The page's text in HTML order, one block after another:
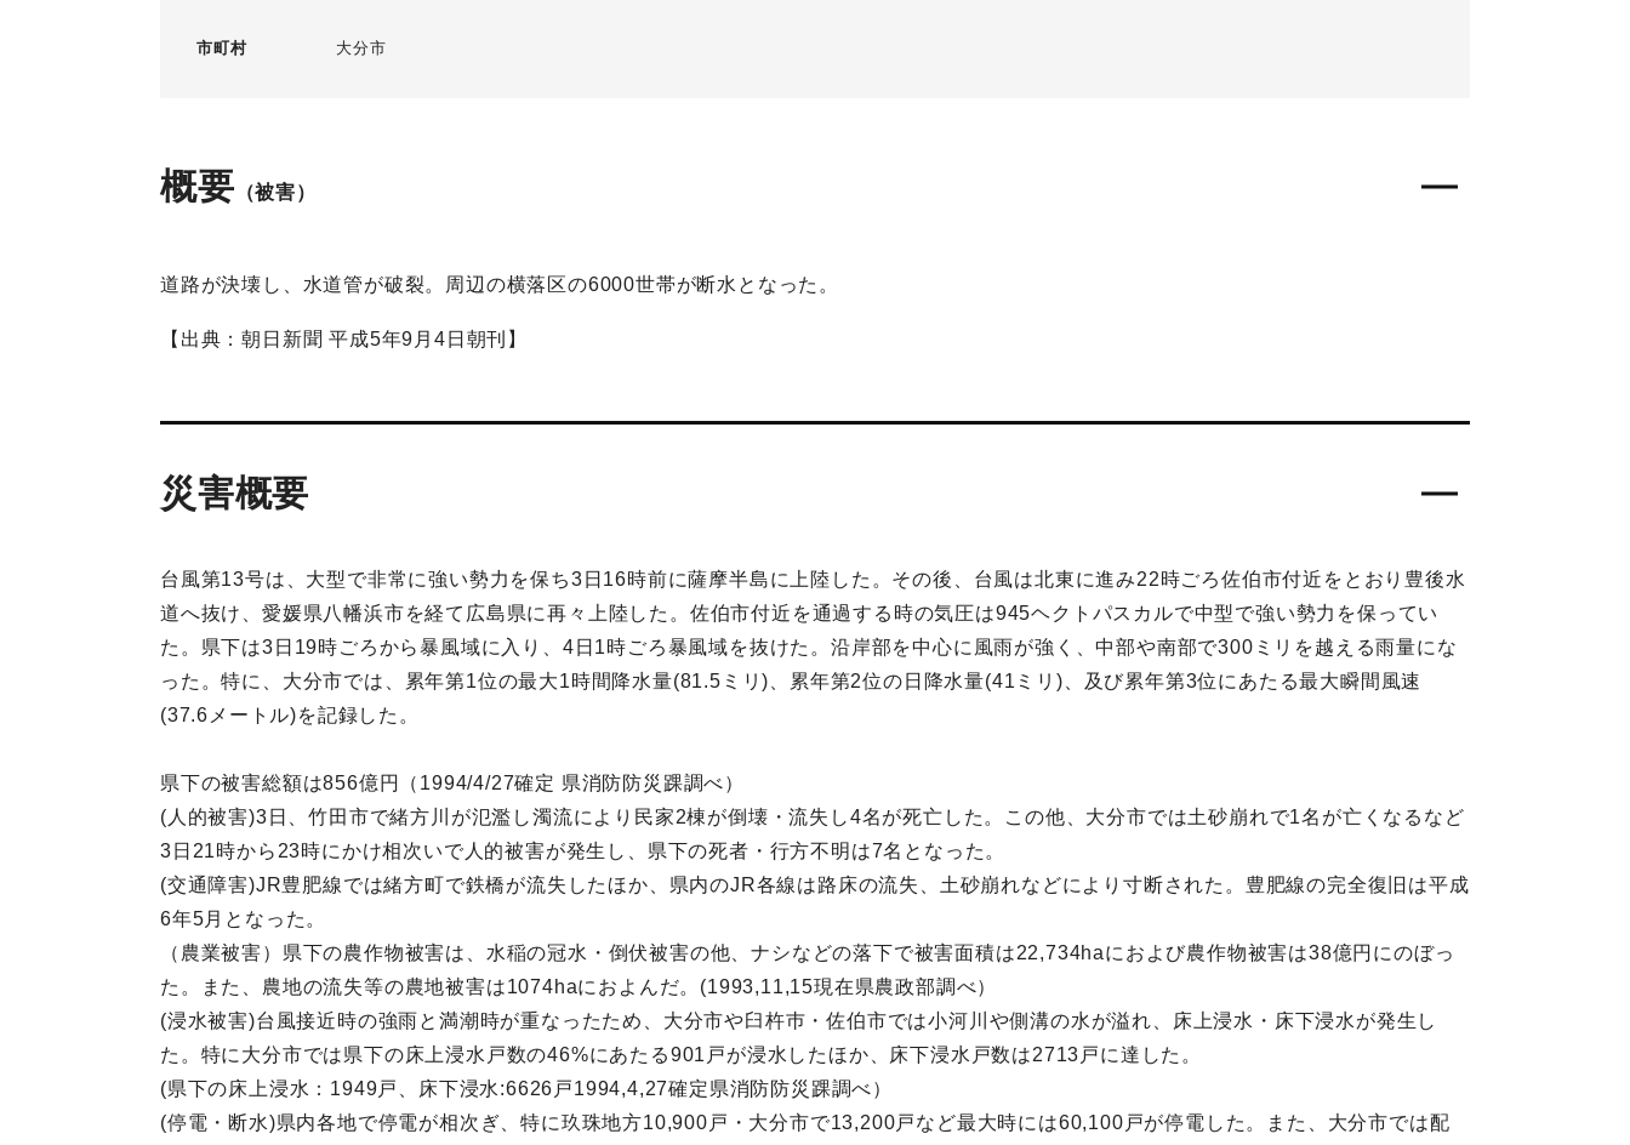
市町村 大分市
概要 （被害）
道路が決壊し、水道管が破裂。周辺の横落区の6000世帯が断水となった。
【出典：朝日新聞 平成5年9月4日朝刊】
災害概要
台風第13号は、大型で非常に強い勢力を保ち3日16時前に薩摩半島に上陸した。その後、台風は北東に進み22時ごろ佐伯市付近をとおり豊後水
道へ抜け、愛媛県八幡浜市を経て広島県に再々上陸した。佐伯市付近を通過する時の気圧は945ヘクトパスカルで中型で強い勢力を保ってい
た。県下は3日19時ごろから暴風域に入り、4日1時ごろ暴風域を抜けた。沿岸部を中心に風雨が強く、中部や南部で300ミリを越える雨量にな
った。特に、大分市では、累年第1位の最大1時間降水量(81.5ミリ)、累年第2位の日降水量(41ミリ)、及び累年第3位にあたる最大瞬間風速
(37.6メートル)を記録した。
県下の被害総額は856億円（1994/4/27確定 県消防防災踝調べ）
(人的被害)3日、竹田市で緒方川が氾濫し濁流により民家2棟が倒壊・流失し4名が死亡した。この他、大分市では土砂崩れで1名が亡くなるなど
3日21時から23時にかけ相次いで人的被害が発生し、県下の死者・行方不明は7名となった。
(交通障害)JR豊肥線では緒方町で鉄橋が流失したほか、県内のJR各線は路床の流失、土砂崩れなどにより寸断された。豊肥線の完全復旧は平成
6年5月となった。
（農業被害）県下の農作物被害は、水稲の冠水・倒伏被害の他、ナシなどの落下で被害面積は22,734haにおよび農作物被害は38億円にのぼっ
た。また、農地の流失等の農地被害は1074haにおよんだ。(1993,11,15現在県農政部調べ）
(浸水被害)台風接近時の強雨と満潮時が重なったため、大分市や臼杵巿・佐伯市では小河川や側溝の水が溢れ、床上浸水・床下浸水が発生し
た。特に大分市では県下の床上浸水戸数の46%にあたる901戸が浸水したほか、床下浸水戸数は2713戸に達した。
(県下の床上浸水：1949戸、床下浸水:6626戸1994,4,27確定県消防防災踝調べ）
(停電・断水)県内各地で停電が相次ぎ、特に玖珠地方10,900戸・大分市で13,200戸など最大時には60,100戸が停電した。また、大分市では配